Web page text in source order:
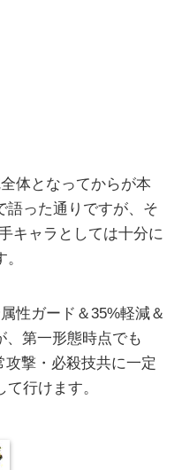
体となってからが本
語った通りですが、そ
キャラとしては十分に
性ガード＆35%軽減＆
、第一形態時点でも
攻撃・必殺技共に一定
行けます。